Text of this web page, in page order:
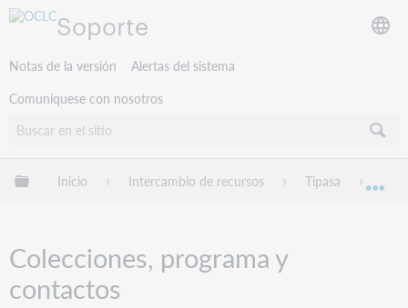
Soporte
Notas de la versión
Alertas del sistema
Comuníquese con nosotros
Expandir/contraer jerarquía global
Inicio Intercambio de recursos Tipasa
Colecciones, programa y
contactos